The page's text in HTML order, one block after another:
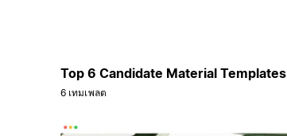
Top 6 Candidate Material Templates
6 เทมเพลต